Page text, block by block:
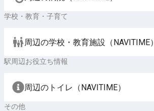
学校・教育・子育て
周辺の学校・教育施設（NAVITIME）
駅周辺お役立ち情報
周辺のトイレ（NAVITIME）
その他